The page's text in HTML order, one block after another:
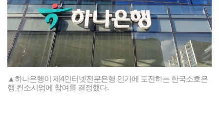
▲하나은행이 제4인터넷전문은행 인가에 도전하는 한국소호은
행 컨소시엄에 참여를 결정했다.